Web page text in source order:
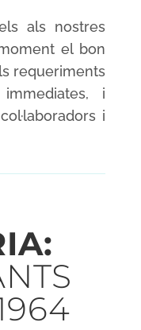
als nostres
el bon
requeriments
i
i